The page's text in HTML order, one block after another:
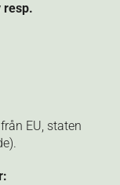
resp.
EU, staten